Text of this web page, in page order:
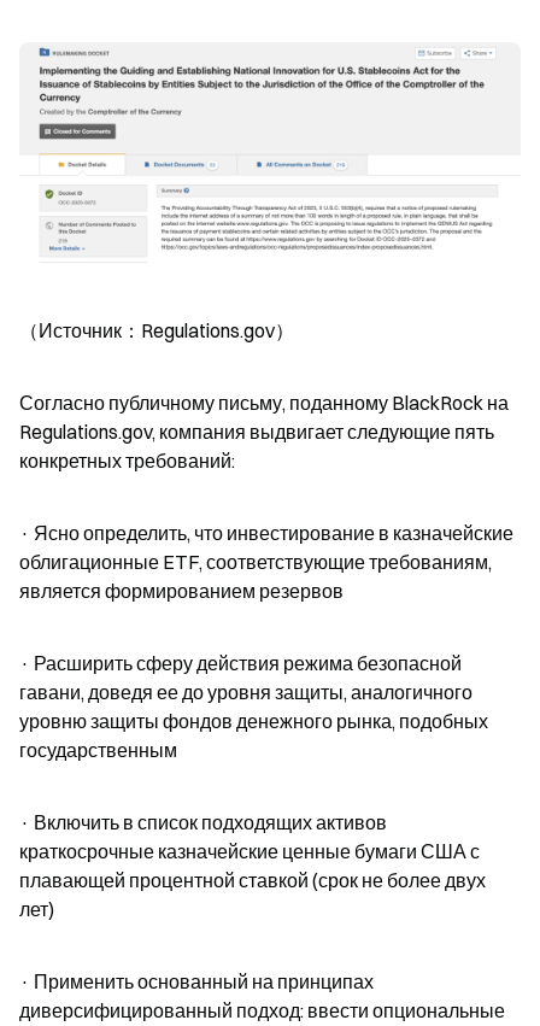
（Источник：Regulations.gov）
Согласно публичному письму, поданному BlackRock на
Regulations.gov, компания выдвигает следующие пять
конкретных требований:
· Ясно определить, что инвестирование в казначейские
облигационные ETF, соответствующие требованиям,
является формированием резервов
· Расширить сферу действия режима безопасной
гавани, доведя ее до уровня защиты, аналогичного
уровню защиты фондов денежного рынка, подобных
государственным
· Включить в список подходящих активов
краткосрочные казначейские ценные бумаги США с
плавающей процентной ставкой (срок не более двух
лет)
· Применить основанный на принципах
диверсифицированный подход: ввести опциональные